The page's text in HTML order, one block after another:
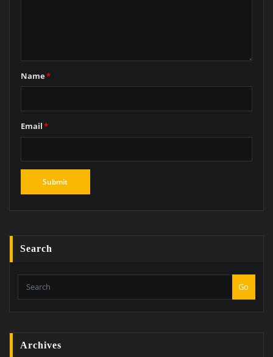
Name*
Email*
Search
Go
Archives